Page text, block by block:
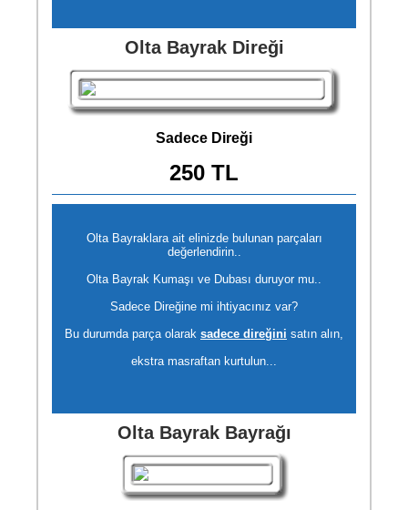
Olta Bayrak Direği
Sadece Direği
250 TL
Olta Bayraklara ait elinizde bulunan parçaları
değerlendirin..
Olta Bayrak Kumaşı ve Dubası duruyor mu..
Sadece Direğine mi ihtiyacınız var?
Bu durumda parça olarak sadece direğini satın alın,
ekstra masraftan kurtulun...
Olta Bayrak Bayrağı